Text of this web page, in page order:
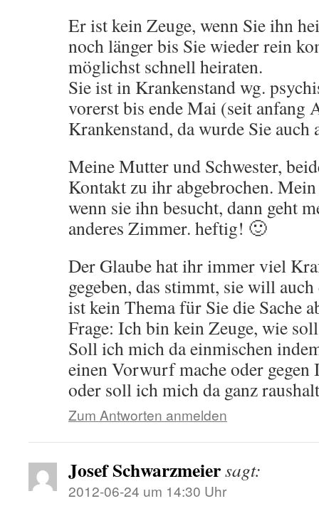
Er ist kein Zeuge, wenn Sie ihn
noch länger bis Sie wieder rein
möglichst schnell heiraten.
Sie ist in Krankenstand wg.
vorerst bis ende Mai (seit anfang
Krankenstand, da wurde Sie auch
Meine Mutter und Schwester,
Kontakt zu ihr abgebrochen.
wenn sie ihn besucht, dann geht
anderes Zimmer. heftig! 🙂
Der Glaube hat ihr immer viel
gegeben, das stimmt, sie will
ist kein Thema für Sie die Sache
Frage: Ich bin kein Zeuge, wie
Soll ich mich da einmischen
einen Vorwurf mache oder gegen
oder soll ich mich da ganz
Zum Antworten anmelden
Josef Schwarzmeiersagt:
2012-06-24 um 14:30 Uhr